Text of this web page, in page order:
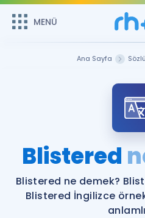
MENÜ
ÜYE
Sepetin Şu
Remzi Hoca ile seni sınava
MENÜ
Faydalı Araçlar
Ana Sayfa
Blistered
Blistered ne demek?
Blistered İngilizce